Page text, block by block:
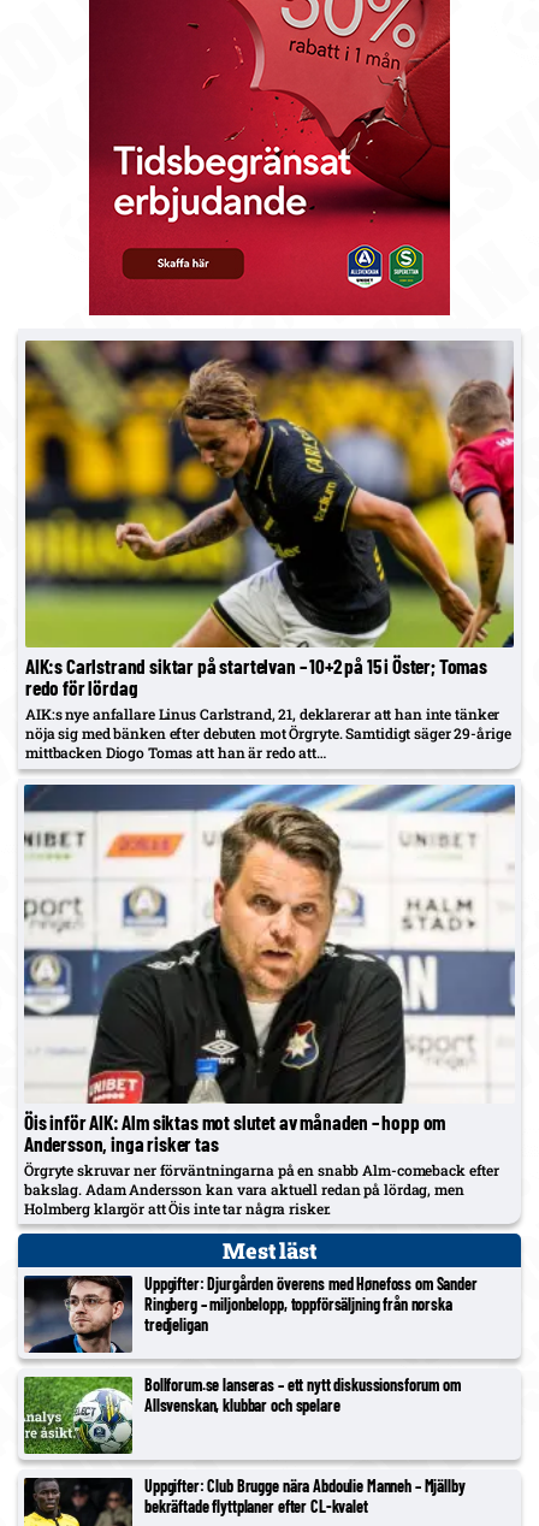
AIK:s Carlstrand siktar på startelvan – 10+2 på 15 i Öster; Tomas
redo för lördag
AIK:s nye anfallare Linus Carlstrand, 21, deklarerar att han inte tänker
nöja sig med bänken efter debuten mot Örgryte. Samtidigt säger 29-årige
mittbacken Diogo Tomas att han är redo att…
Öis inför AIK: Alm siktas mot slutet av månaden – hopp om
Andersson, inga risker tas
Örgryte skruvar ner förväntningarna på en snabb Alm-comeback efter
bakslag. Adam Andersson kan vara aktuell redan på lördag, men
Holmberg klargör att Öis inte tar några risker.
Mest läst
Uppgifter: Djurgården överens med Hønefoss om Sander
Ringberg – miljonbelopp, toppförsäljning från norska
tredjeligan
Bollforum.se lanseras – ett nytt diskussionsforum om
Allsvenskan, klubbar och spelare
Uppgifter: Club Brugge nära Abdoulie Manneh – Mjällby
bekräftade flyttplaner efter CL-kvalet